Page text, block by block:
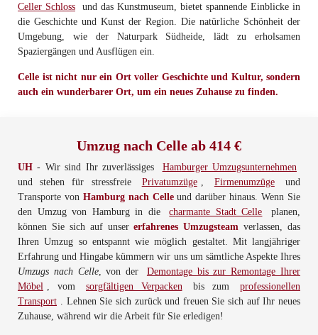
Celler Schloss
und das Kunstmuseum, bietet spannende Einblicke in
die Geschichte und Kunst der Region. Die natürliche Schönheit der
Umgebung, wie der Naturpark Südheide, lädt zu erholsamen
Spaziergängen und Ausflügen ein.
Celle ist nicht nur ein Ort voller Geschichte und Kultur, sondern
auch ein wunderbarer Ort, um ein neues Zuhause zu finden.
Umzug nach Celle ab 414 €
UH - Wir sind Ihr zuverlässiges
Hamburger Umzugsunternehmen
und stehen für stressfreie
Privatumzüge Firmenumzüge
und
Transporte von Hamburg nach Celleund darüber hinaus. Wenn Sie
den Umzug von Hamburg in die
charmante Stadt Celle
planen,
können Sie sich auf unsererfahrenes Umzugsteam verlassen, das
Ihren Umzug so entspannt wie möglich gestaltet. Mit langjähriger
Erfahrung und Hingabe kümmern wir uns um sämtliche Aspekte Ihres
Umzugs nach Celle, von der
Demontage bis zur Remontage Ihrer
Möbel
, vom sorgfältigen Verpacken bis zum
professionellen
Transport
. Lehnen Sie sich zurück und freuen Sie sich auf Ihr neues
Zuhause, während wir die Arbeit für Sie erledigen!